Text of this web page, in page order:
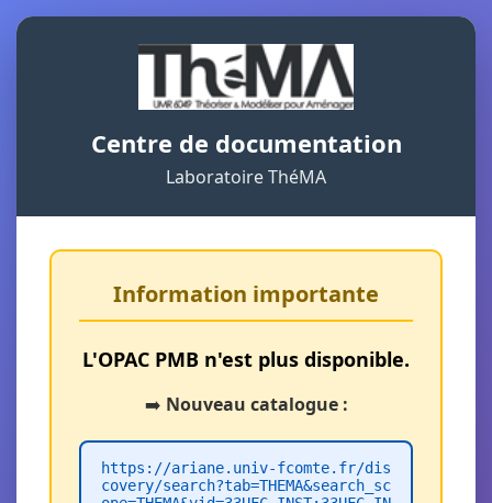
Centre de documentation
Laboratoire ThéMA
Information importante
L'OPAC PMB n'est plus disponible.
➡️ Nouveau catalogue :
https://ariane.univ-fcomte.fr/dis
covery/search?tab=THEMA&search_sc